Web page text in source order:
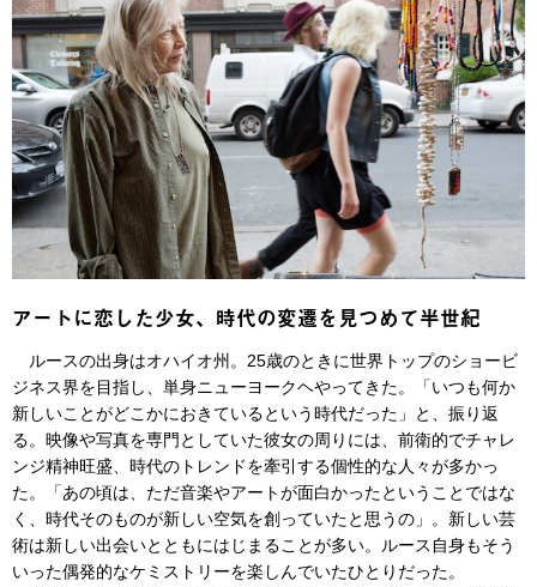
アートに恋した少女、時代の変遷を見つめて半世紀
ルースの出身はオハイオ州。25歳のときに世界トップのショービ
ジネス界を目指し、単身ニューヨークヘやってきた。「いつも何か
新しいことがどこかにおきているという時代だった」と、振り返
る。映像や写真を専門としていた彼女の周りには、前衛的でチャレ
ンジ精神旺盛、時代のトレンドを牽引する個性的な人々が多かっ
た。「あの頃は、ただ音楽やアートが面白かったということではな
く、時代そのものが新しい空気を創っていたと思うの」。新しい芸
術は新しい出会いとともにはじまることが多い。ルース自身もそう
いった偶発的なケミストリーを楽しんでいたひとりだった。